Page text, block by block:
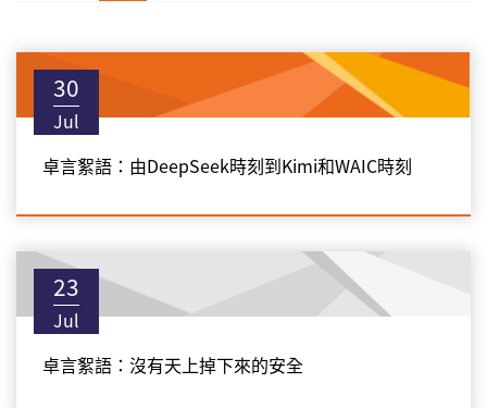
30
Jul
卓言絮語：由DeepSeek時刻到Kimi和WAIC時刻
23
Jul
卓言絮語：沒有天上掉下來的安全